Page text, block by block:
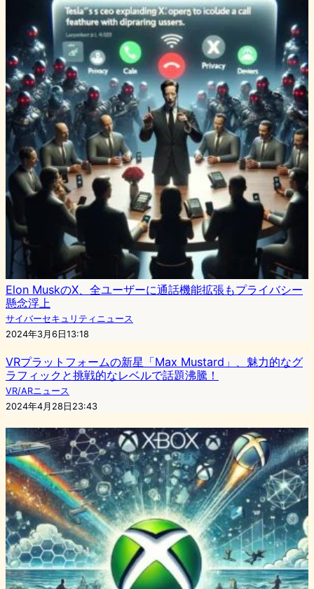
Elon MuskのX、全ユーザーに通話機能拡張もプライバシー
懸念浮上
サイバーセキュリティニュース
2024年3月6日13:18
VRプラットフォームの新星「Max Mustard」、魅力的なグ
ラフィックと挑戦的なレベルで話題沸騰！
VR/ARニュース
2024年4月28日23:43